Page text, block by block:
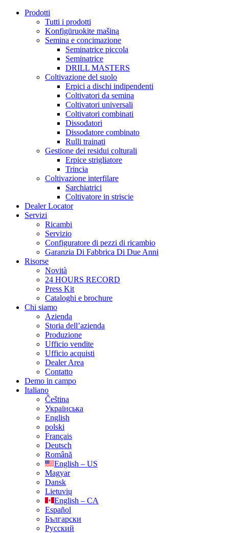
Prodotti
Tutti i prodotti
Konfigūruokite mašiną
Semina e concimazione
Seminatrice piccola
Seminatrice
DRILL MASTERS
Coltivazione del suolo
Erpici a dischi indipendenti
Coltivatori da semina
Coltivatori universali
Coltivatori combinati
Dissodatori
Dissodatore combinato
Rulli trainati
Gestione dei residui colturali
Erpice strigliatore
Trincia
Coltivazione interfilare
Sarchiatrici
Coltivatore in striscie
Dealer Locator
Servizi
Ricambi
Servizio
Configuratore di pezzi di ricambio
Garanzia Di Fabbrica Di Due Anni
Risorse
Novità
24 HOURS RECORD
Press Kit
Cataloghi e brochure
Chi siamo
Azienda
Storia dell’azienda
Produzione
Ufficio vendite
Ufficio acquisti
Dealer Area
Contatto
Demo in campo
Italiano
Čeština
Українська
English
polski
Français
Deutsch
Română
English – US
Magyar
Dansk
Lietuvių
English – CA
Español
Български
Русский